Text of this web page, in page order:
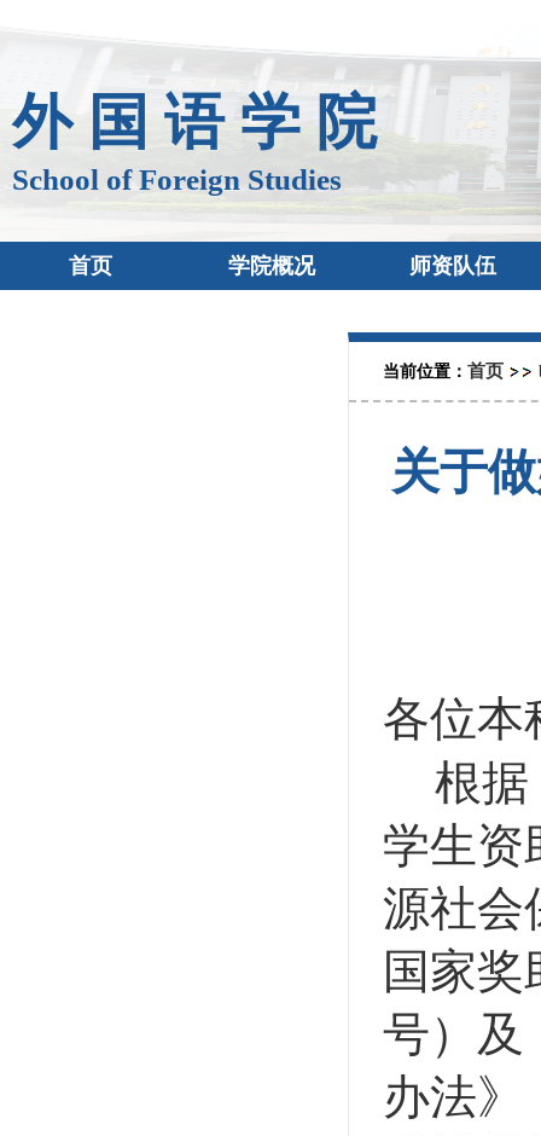
外 国 语 学 院
School of Foreign Studies
首页 学院概况 师资队伍
当前位置： 首页
关于
各位本
根据
学生资
源社会
国家奖
号）及
办法》